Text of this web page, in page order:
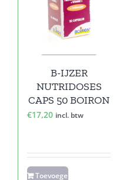
B-IJZER
NUTRIDOSES
CAPS 50 BOIRON
€17,20 incl. btw
Toevoegen